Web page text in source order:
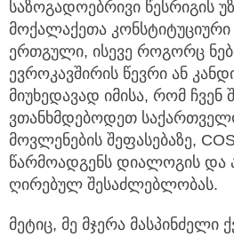
საზოგადოებრივი წესრიგის
მოქალაქეთა
ერთგული, ისევე როგორც
ევროკავშირის წევრი ან
მიუხედავად იმისა, რომ ჩვენ
ვთანხმდებოდეთ
მოვლენების შეფასებაზე,
წარმოადგენს დიალოგის და
ღირებულ შესაძლებლობას.
მეტიც, მე მჯერა მასპინძელი